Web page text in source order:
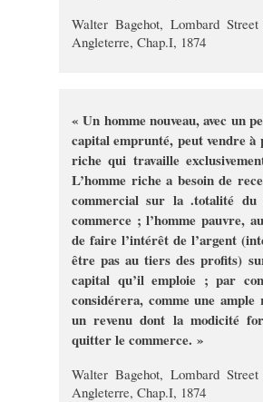
Walter Bagehot, Lombard
Angleterre, Chap.I, 1874
« Un homme nouveau, avec un
capital emprunté, peut vendre à
riche qui travaille
L’homme riche a besoin de
commercial sur la .totalité du
commerce ; l’homme pauvre,
de faire l’intérêt de l’argent
être pas au tiers des profits)
capital qu’il emploie ; par
considérera, comme une ample
un revenu dont la modicité
quitter le commerce. »
Walter Bagehot, Lombard
Angleterre, Chap.I, 1874